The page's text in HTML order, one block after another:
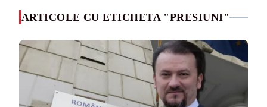
ARTICOLE CU ETICHETA "PRESIUNI"